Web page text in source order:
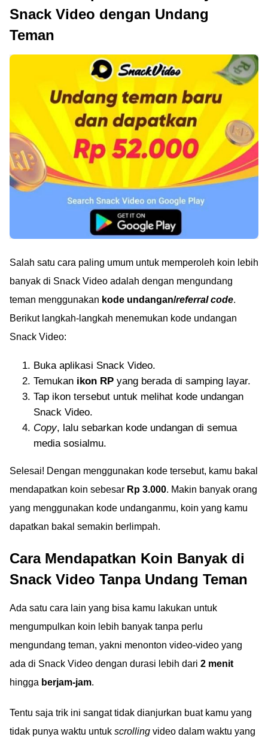
Snack Video dengan Undang
Teman
Salah satu cara paling umum untuk memperoleh koin lebih
banyak di Snack Video adalah dengan mengundang
teman menggunakan kode undangan/referral code.
Berikut langkah-langkah menemukan kode undangan
Snack Video:
Buka aplikasi Snack Video.
Temukan ikon RP yang berada di samping layar.
Tap ikon tersebut untuk melihat kode undangan
Snack Video.
Copy, lalu sebarkan kode undangan di semua
media sosialmu.
Selesai! Dengan menggunakan kode tersebut, kamu bakal
mendapatkan koin sebesar Rp 3.000. Makin banyak orang
yang menggunakan kode undanganmu, koin yang kamu
dapatkan bakal semakin berlimpah.
Cara Mendapatkan Koin Banyak di
Snack Video Tanpa Undang Teman
Ada satu cara lain yang bisa kamu lakukan untuk
mengumpulkan koin lebih banyak tanpa perlu
mengundang teman, yakni menonton video-video yang
ada di Snack Video dengan durasi lebih dari 2 menit
hingga berjam-jam.
Tentu saja trik ini sangat tidak dianjurkan buat kamu yang
tidak punya waktu untuk scrolling video dalam waktu yang